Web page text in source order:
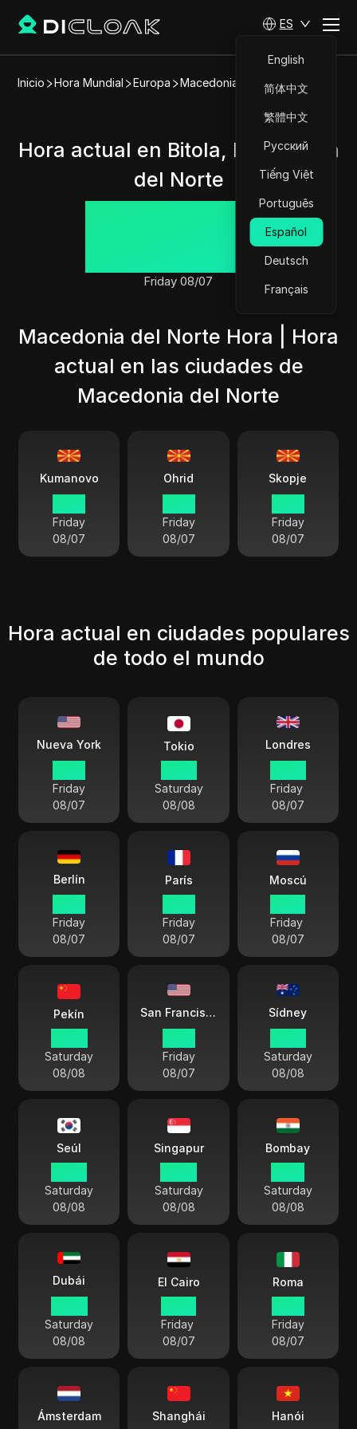
ES
English
简体中文
繁體中文
Русский
Tiếng Việt
Português
Español
Deutsch
Français
Inicio Hora Mundial Europa Macedonia del Norte Bitola
Hora actual en Bitola, Macedonia
del Norte
21:29:15
Friday 08/07
Macedonia del Norte Hora | Hora
actual en las ciudades de
Macedonia del Norte
Kumanovo
Friday
08/07
Ohrid
Friday
08/07
Skopje
Friday
08/07
Hora actual en ciudades populares
de todo el mundo
Nueva York
Friday
08/07
Tokio
Saturday
08/08
Londres
Friday
08/07
Berlín
Friday
08/07
París
Friday
08/07
Moscú
Friday
08/07
Pekín
Saturday
08/08
San Francisco
Friday
08/07
Sídney
Saturday
08/08
Seúl
Saturday
08/08
Singapur
Saturday
08/08
Bombay
Saturday
08/08
Dubái
Saturday
08/08
El Cairo
Friday
08/07
Roma
Friday
08/07
Ámsterdam Shanghái Hanói